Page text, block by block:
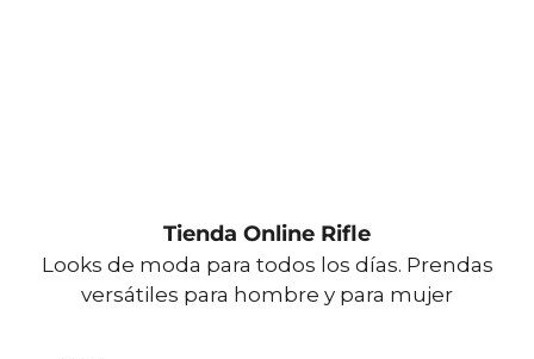
Tienda Online Rifle
Looks de moda para todos los días. Prendas
versátiles para hombre y para mujer